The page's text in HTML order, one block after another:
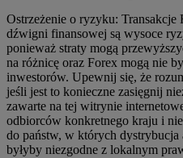
Ostrzeżenie o ryzyku: Transakcje
dźwigni finansowej są wysoce
ponieważ straty mogą
na różnicę oraz Forex mogą nie
inwestorów. Upewnij się, że
jeśli jest to konieczne zasięgnij
zawarte na tej witrynie
odbiorców konkretnego kraju i
do państw, w których
byłyby niezgodne z lokalnym